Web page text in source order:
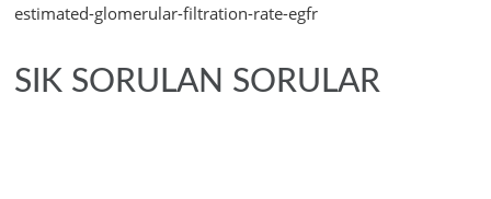
estimated-glomerular-filtration-rate-egfr
SIK SORULAN SORULAR